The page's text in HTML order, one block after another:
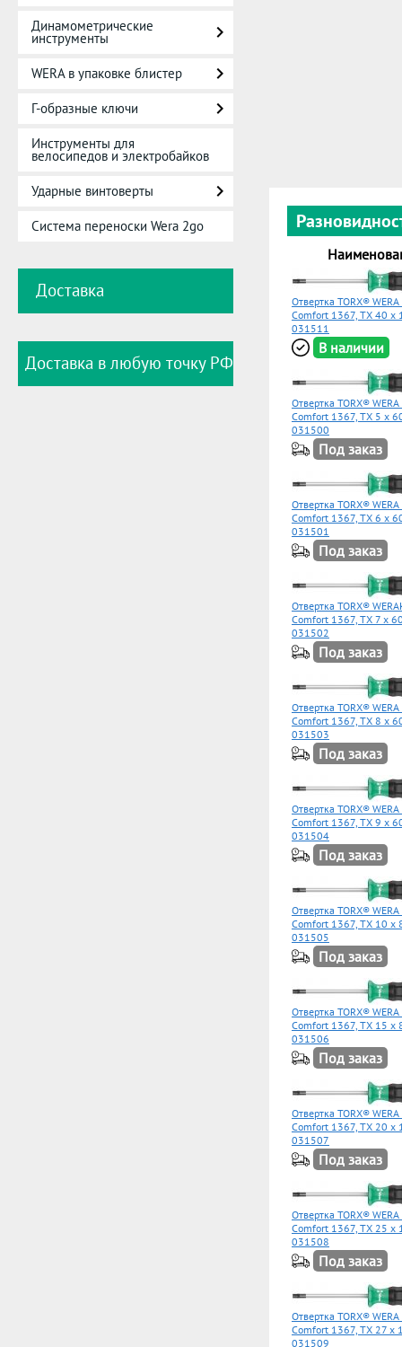
Динамометрические
инструменты
WERA в упаковке блистер
Г-образные ключи
Инструменты для
велосипедов и электробайков
Ударные винтоверты
Система переноски Wera 2go
Доставка
Доставка в любую точку РФ
Отвертка TORX®
Comfort 1367, TX 40 x
031511
В наличии
Отвертка TORX®
Comfort 1367, TX 5 x
031500
Под заказ
Отвертка TORX®
Comfort 1367, TX 6 x
031501
Под заказ
Отвертка TORX®
Comfort 1367, TX 7 x
031502
Под заказ
Отвертка TORX®
Comfort 1367, TX 8 x
031503
Под заказ
Отвертка TORX®
Comfort 1367, TX 9 x
031504
Под заказ
Отвертка TORX®
Comfort 1367, TX 10 x
031505
Под заказ
Отвертка TORX®
Comfort 1367, TX 15 x
031506
Под заказ
Отвертка TORX®
Comfort 1367, TX 20 x
031507
Под заказ
Отвертка TORX®
Comfort 1367, TX 25 x
031508
Под заказ
Отвертка TORX®
Comfort 1367, TX 27 x
031509